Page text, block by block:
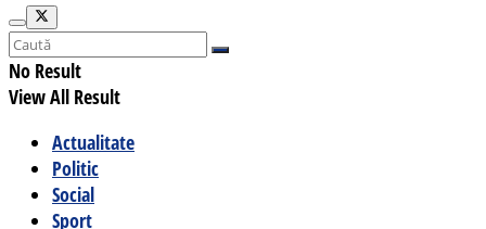
No Result
View All Result
Actualitate
Politic
Social
Sport